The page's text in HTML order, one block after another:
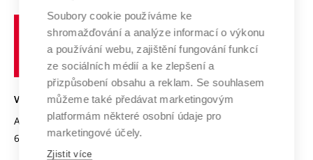
Výzkumné infrastruktury
Transfer znalostí
Open Science
Projekty
Projekty ze strukturálních fondů
Specifický výzkum
Spolupráce se školami
Služby univerzity
Mezinárodní dohody
Univerzitní sítě
Profil univerzity
Udržitelná univerzita
Podnikavá univerzita / ContriBUTe
Bezpečná univerzita
Vyznamenání
Organizační struktura
učení
technické
VYSOKÉ UČENÍ TECHNICKÉ V BRNĚ
Antonínská 548/1
602 00 Brno
www.vut.cz
vut@vutbr.cz
Soubory cookie používáme ke
shromažďování a analýze informací o výkonu
a používání webu, zajištění fungování funkcí
ze sociálních médií a ke zlepšení a
přizpůsobení obsahu a reklam. Se souhlasem
můžeme také předávat marketingovým
platformám některé osobní údaje pro
marketingové účely.
Zjistit více